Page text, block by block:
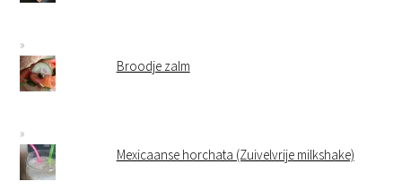
Broodje zalm
Mexicaanse horchata (Zuivelvrije milkshake)